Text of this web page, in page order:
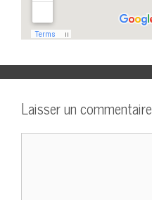
Laisser un commentaire